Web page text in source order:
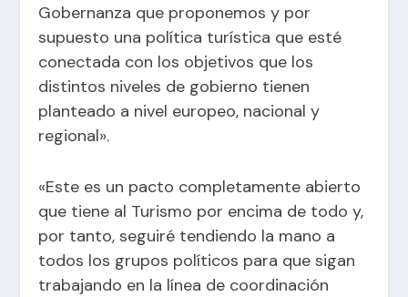
Gobernanza que proponemos y por
supuesto una política turística que esté
conectada con los objetivos que los
distintos niveles de gobierno tienen
planteado a nivel europeo, nacional y
regional».
«Este es un pacto completamente abierto
que tiene al Turismo por encima de todo y,
por tanto, seguiré tendiendo la mano a
todos los grupos políticos para que sigan
trabajando en la línea de coordinación